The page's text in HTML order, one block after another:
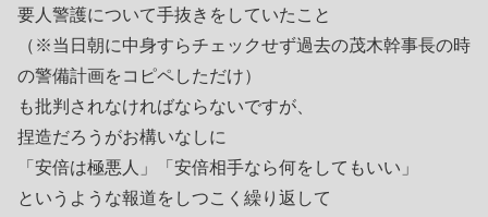
要人警護について手抜きをしていたこと
（※当日朝に中身すらチェックせず過去の茂木幹事長の時
の警備計画をコピペしただけ）
も批判されなければならないですが、
捏造だろうがお構いなしに
「安倍は極悪人」「安倍相手なら何をしてもいい」
というような報道をしつこく繰り返して